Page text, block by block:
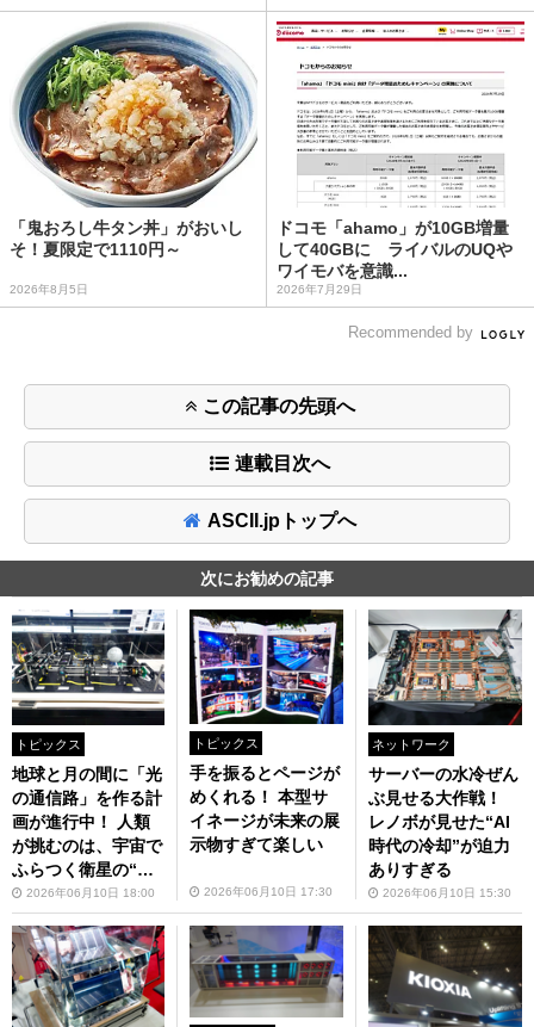
「鬼おろし牛タン丼」がおいし
そ！夏限定で1110円～
2026年8月5日
ドコモ「ahamo」が10GB増量
して40GBに ライバルのUQや
ワイモバを意識...
2026年7月29日
Recommended by
この記事の先頭へ
連載目次へ
ASCII.jpトップへ
次にお勧めの記事
トピックス
地球と月の間に「光
の通信路」を作る計
画が進行中！ 人類
が挑むのは、宇宙で
ふらつく衛星の“ブ
レ”……？
2026年06月10日 18:00
トピックス
手を振るとページが
めくれる！ 本型サ
イネージが未来の展
示物すぎて楽しい
2026年06月10日 17:30
ネットワーク
サーバーの水冷ぜん
ぶ見せる大作戦！
レノボが見せた“AI
時代の冷却”が迫力
ありすぎる
2026年06月10日 15:30